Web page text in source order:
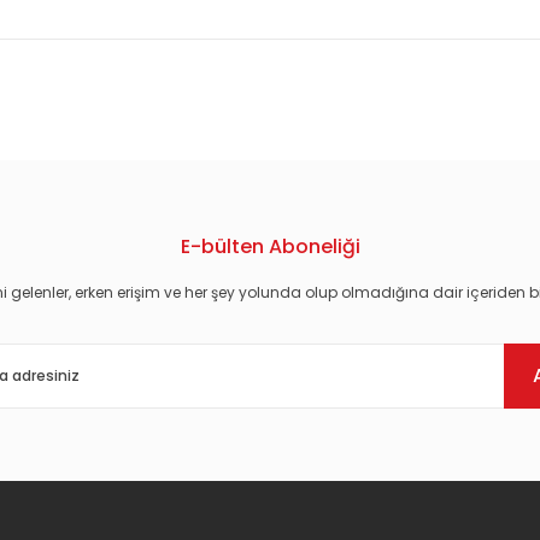
E-bülten Aboneliği
gelenler, erken erişim ve her şey yolunda olup olmadığına dair içeriden